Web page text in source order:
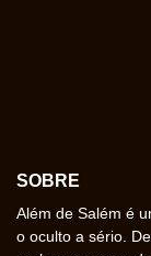
SOBRE
Além de Salém é
o oculto a sério.